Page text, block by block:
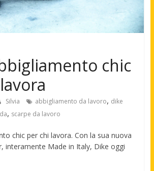
chic
Silvia abbigliamento da lavoro, dike
, scarpe da lavoro
chic per chi lavora. Con la sua nuova
interamente Made in Italy, Dike oggi